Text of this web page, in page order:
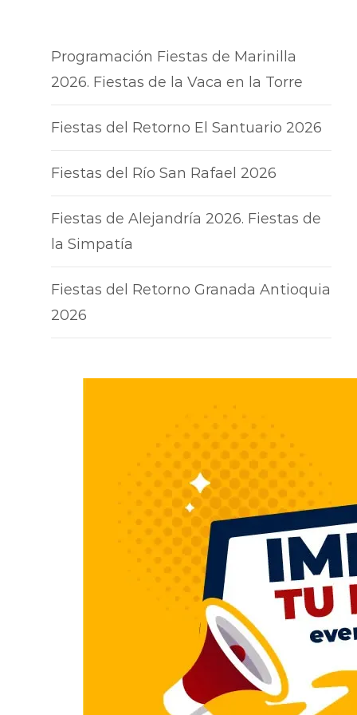
Programación Fiestas de Marinilla
2026. Fiestas de la Vaca en la Torre
Fiestas del Retorno El Santuario 2026
Fiestas del Río San Rafael 2026
Fiestas de Alejandría 2026. Fiestas de
la Simpatía
Fiestas del Retorno Granada Antioquia
2026